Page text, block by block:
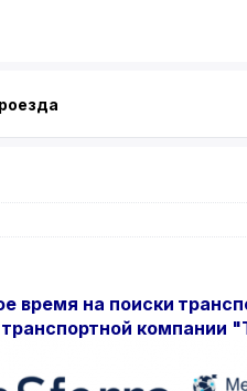
время на поиски
транспортной компании